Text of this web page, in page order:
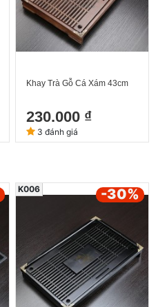
Khay Trà Gỗ Cá Xám 43cm
230.000 ₫
3 đánh giá
K006 -30%